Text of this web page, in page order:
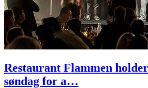
Restaurant Flammen
søndag for a…